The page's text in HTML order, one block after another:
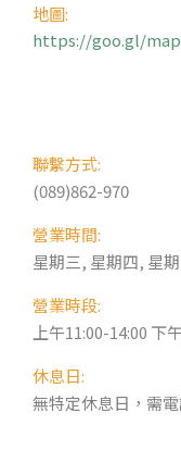
地圖:
https://goo.gl/
聯繫方式:
(089)862-970
營業時間:
星期三, 星期四, 星
營業時段:
上午11:00-14:00 下
休息日:
無特定休息日，需